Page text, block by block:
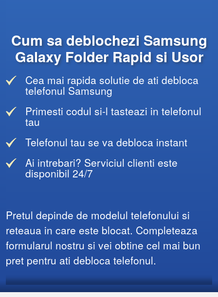
Cum sa deblochezi Samsung
Galaxy Folder Rapid si Usor
Cea mai rapida solutie de ati debloca
telefonul Samsung
Primesti codul si-l tasteazi in telefonul
tau
Telefonul tau se va debloca instant
Ai intrebari? Serviciul clienti este
disponibil 24/7
Pretul depinde de modelul telefonului si
reteaua in care este blocat. Completeaza
formularul nostru si vei obtine cel mai bun
pret pentru ati debloca telefonul.